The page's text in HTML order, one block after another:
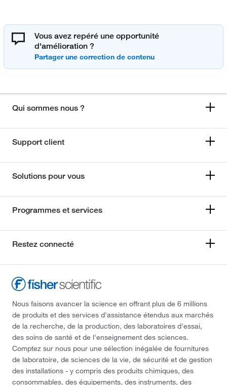
Vous avez repéré une opportunité
d'amélioration ?
Qui sommes nous ?
Support client
Solutions pour vous
Programmes et services
Restez connecté
Nous faisons avancer la science en offrant plus de 6 millions
de produits et des services d'assistance étendus aux marchés
de la recherche, de la production, des laboratoires d'essai,
des soins de santé et de l'enseignement des sciences.
Comptez sur nous pour une sélection inégalée de fournitures
de laboratoire, de sciences de la vie, de sécurité et de gestion
des installations - y compris des produits chimiques, des
consommables, des équipements, des instruments, des